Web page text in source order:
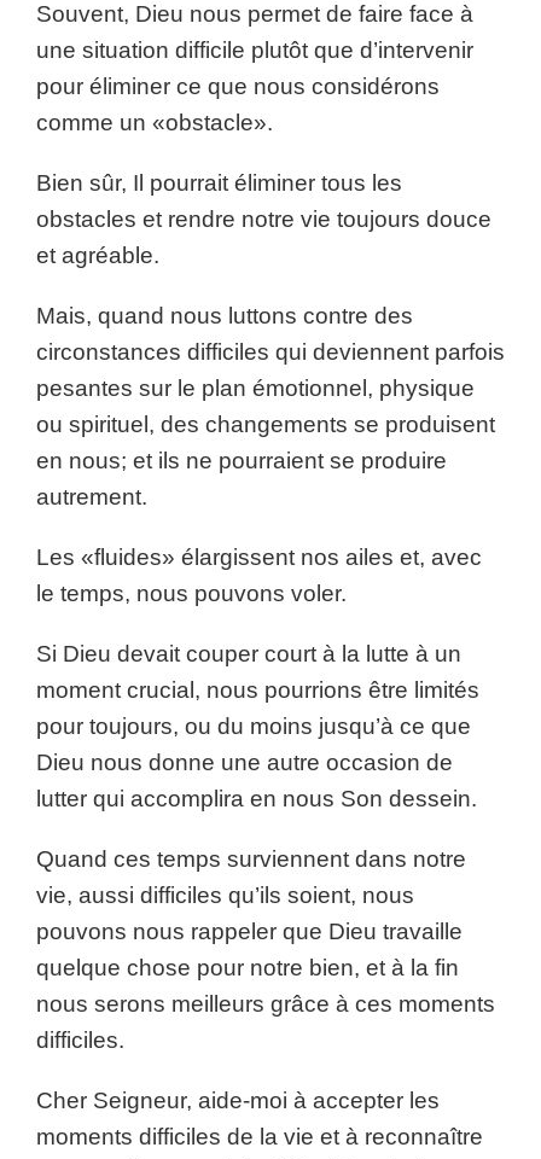
Souvent, Dieu nous permet de faire face à
une situation difficile plutôt que d’intervenir
pour éliminer ce que nous considérons
comme un «obstacle».
Bien sûr, Il pourrait éliminer tous les
obstacles et rendre notre vie toujours douce
et agréable.
Mais, quand nous luttons contre des
circonstances difficiles qui deviennent parfois
pesantes sur le plan émotionnel, physique
ou spirituel, des changements se produisent
en nous; et ils ne pourraient se produire
autrement.
Les «fluides» élargissent nos ailes et, avec
le temps, nous pouvons voler.
Si Dieu devait couper court à la lutte à un
moment crucial, nous pourrions être limités
pour toujours, ou du moins jusqu’à ce que
Dieu nous donne une autre occasion de
lutter qui accomplira en nous Son dessein.
Quand ces temps surviennent dans notre
vie, aussi difficiles qu’ils soient, nous
pouvons nous rappeler que Dieu travaille
quelque chose pour notre bien, et à la fin
nous serons meilleurs grâce à ces moments
difficiles.
Cher Seigneur, aide-moi à accepter les
moments difficiles de la vie et à reconnaître